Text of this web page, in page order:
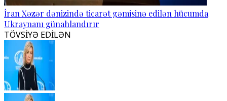
İran Xəzər dənizində ticarət gəmisinə edilən hücumda
Ukraynanı günahlandırır
TÖVSİYƏ EDİLƏN